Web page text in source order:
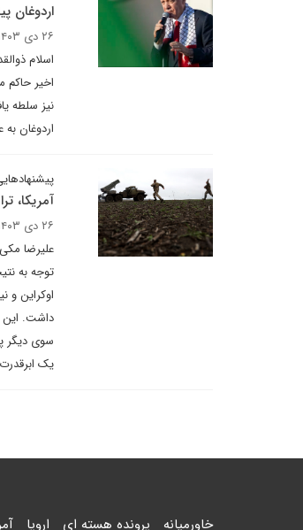
اردوغان
۲۶ دی ۱۴۰۳
اخیر حاکم
نیز سلطه
اردوغان
آمریکا،
۲۶ دی ۱۴۰۳
علیرضا
توجه به
اوکراین و
داشت. این
سوی دیگر
یک
خاورمیانه پرونده هسته ای اروپا